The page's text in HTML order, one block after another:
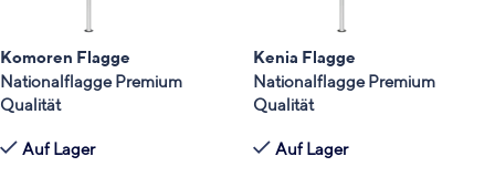
Komoren Flagge
Nationalflagge Premium
Qualität
Auf Lager
Kenia Flagge
Nationalflagge Premium
Qualität
Auf Lager